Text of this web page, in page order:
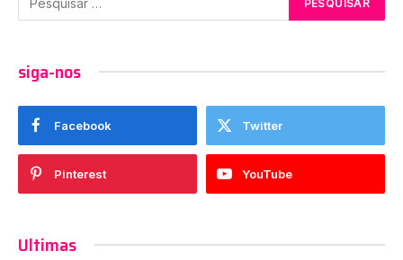
siga-nos
Facebook Twitter
Pinterest YouTube
Ultimas